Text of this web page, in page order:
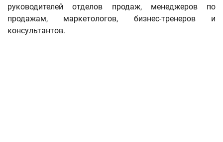
руководителей отделов продаж, менеджеров по
продажам, маркетологов, бизнес-тренеров и
консультантов.